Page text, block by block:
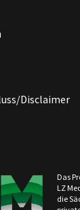
Disclaimer
Das
LZ
die